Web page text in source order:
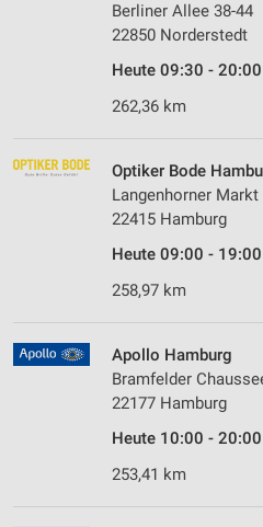
Berliner Allee 38-44
22850 Norderstedt
Heute 09:30 - 20:00
262,36 km
Optiker Bode
Langenhorner Markt
22415 Hamburg
Heute 09:00 - 19:00
258,97 km
Apollo Hamburg
Bramfelder
22177 Hamburg
Heute 10:00 - 20:00
253,41 km